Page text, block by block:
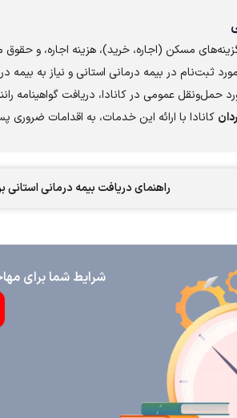
مسکن (اجاره، خرید)، هزینه اجاره، و حقوق
ثبت‌نام در بیمه درمانی استانی و نیاز به
حمل‌ونقل عمومی در کانادا، دریافت گواهینامه
کانادا با ارائه این خدمات، به اقدامات
راهنمای دریافت بیمه درمانی استانی
شرایط شما برای